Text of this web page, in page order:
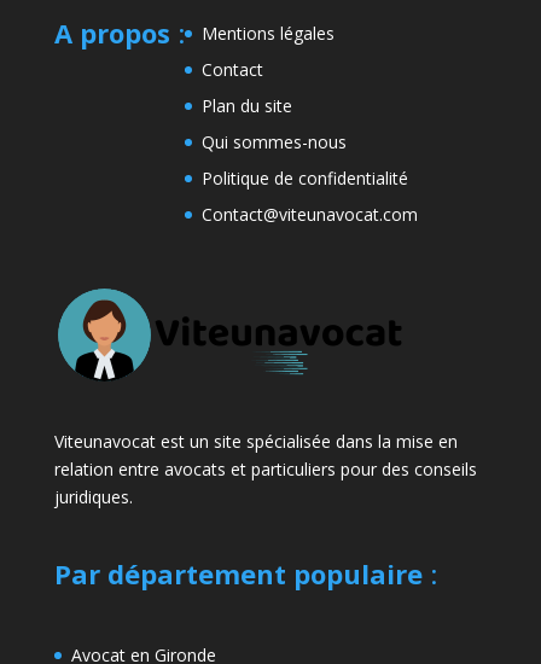
A propos :
Mentions légales
Contact
Plan du site
Qui sommes-nous
Politique de confidentialité
Contact@viteunavocat.com
Viteunavocat est un site spécialisée dans la mise en
relation entre avocats et particuliers pour des conseils
juridiques.
Par département populaire:
Avocat en Gironde